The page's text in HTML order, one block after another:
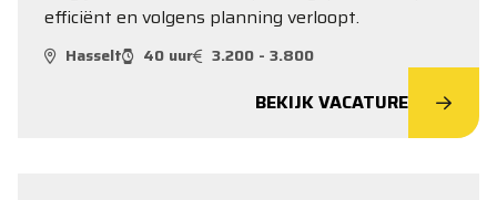
efficiënt en volgens planning verloopt.
Hasselt 40 uur 3.200 - 3.800
BEKIJK VACATURE